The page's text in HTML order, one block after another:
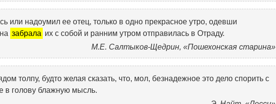
или надоумил ее отец, только в одно прекрасное утро, одевши
забрала их с собой и ранним утром отправилась в Отраду.
М.Е. Салтыков-Щедрин, «Пошехонская старина»
толпу, будто желая сказать, что, мол, безнадежное это дело спорить с
в голову блажную мысль.